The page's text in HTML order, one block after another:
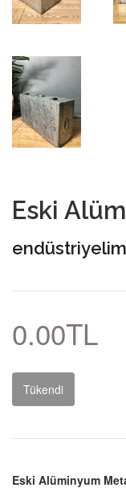
Eski
endüstriyelim
0.00TL
Tükendi
Eski Alüminyum